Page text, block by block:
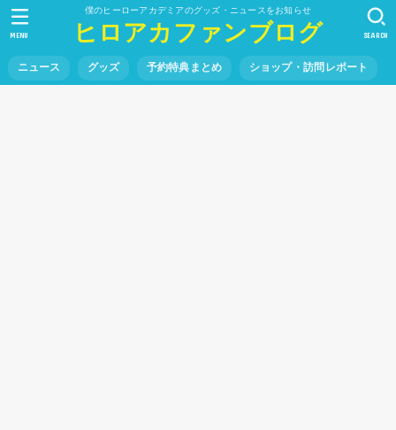
僕のヒーローアカデミアのグッズ・ニュースをお知らせ
ヒロアカファンブログ
ニュース グッズ 予約特典まとめ ショップ・訪問レポート
SEARCH
MENU